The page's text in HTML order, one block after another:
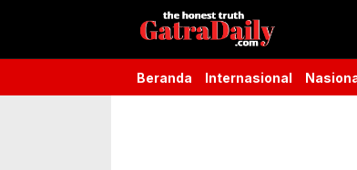
Gatra Daily
the honest truth
Beranda Internasional